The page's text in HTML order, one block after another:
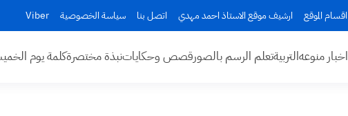
اقسام الموقع ارشيف موقع الاستاذ احمد مهدي اتصل بنا سياسة الخصوصية Viber
اخبار منوعهالتربيةتعلم الرسم بالصورقصص وحكاياتنبذة مختصرةكلمة يوم